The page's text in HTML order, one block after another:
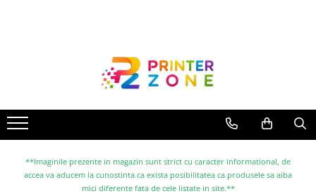
Imprimante cu jet
Multifunctionale laser
Multifunctionale cu jet
Imprimante etichete
**Imaginile prezente in magazin sunt strict cu caracter informational, de
accea va aducem la cunostinta ca exista posibilitatea ca produsele sa aiba
mici diferente fata de cele listate in site.**